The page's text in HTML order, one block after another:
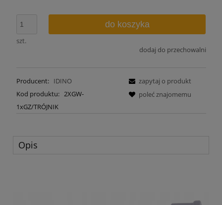
szt.
do koszyka
dodaj do przechowalni
Producent: IDINO
Kod produktu: 2XGW-
1xGZ/TRÓJNIK
zapytaj o produkt
poleć znajomemu
Opis